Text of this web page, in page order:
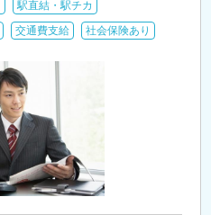
駅直結・駅チカ
交通費支給 社会保険あり